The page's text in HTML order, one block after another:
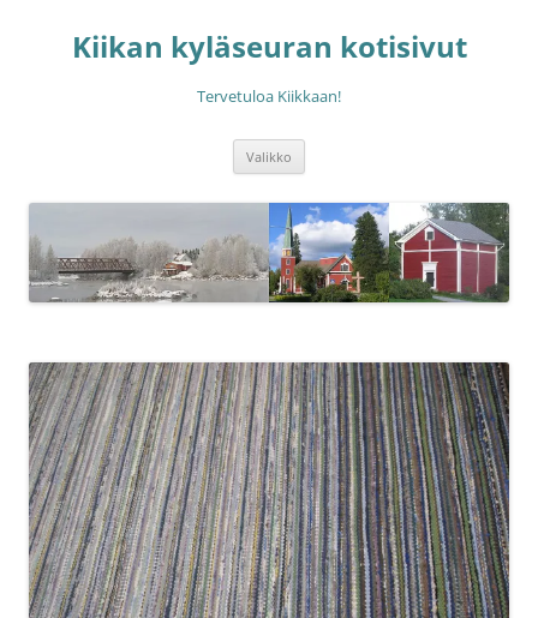
Kiikan kyläseuran kotisivut
Tervetuloa Kiikkaan!
Valikko